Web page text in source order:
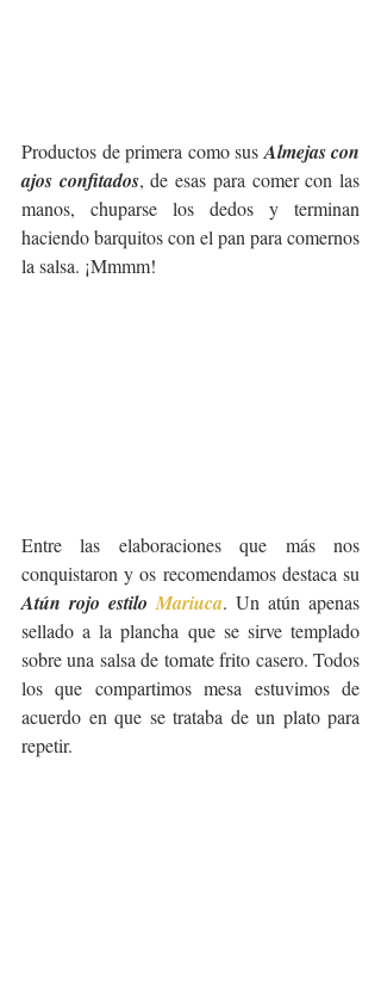
Productos de primera como sus Almejas con
ajos confitados, de esas para comer con las
manos, chuparse los dedos y terminan
haciendo barquitos con el pan para comernos
la salsa. ¡Mmmm!
Entre las elaboraciones que más nos
Atún rojo estilo Mariuca. Un atún apenas
sellado a la plancha que se sirve templado
sobre una salsa de tomate frito casero. Todos
los que compartimos mesa estuvimos de
acuerdo en que se trataba de un plato para
repetir.